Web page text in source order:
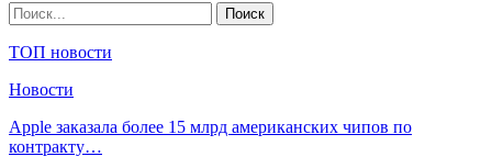
ТОП новости
Новости
Apple заказала более 15 млрд американских чипов по
контракту…